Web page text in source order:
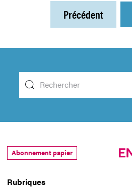
Précédent
Rubriques
Abonnement papier